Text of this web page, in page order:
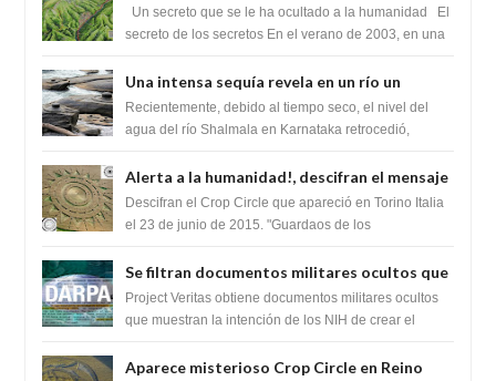
cambiaría por completo el destino de la
humanidad
Un secreto que se le ha ocultado a la humanidad El
secreto de los secretos En el verano de 2003, en una
Una intensa sequía revela en un río un
impresionante hallazgo de miles de Shiva
Lingas
Recientemente, debido al tiempo seco, el nivel del
agua del río Shalmala en Karnataka retrocedió,
Alerta a la humanidad!, descifran el mensaje
del Crop Circle de Torino ,Italia
Descifran el Crop Circle que apareció en Torino Italia
el 23 de junio de 2015. "Guardaos de los
Se filtran documentos militares ocultos que
muestran la intención de los NIH de crear el
SARS-CoV-2, utilizando la investigación de
Project Veritas obtiene documentos militares ocultos
que muestran la intención de los NIH de crear el
Aparece misterioso Crop Circle en Reino